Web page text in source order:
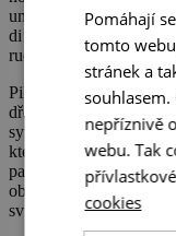
umístěna v každé
di Compostela
ruchu-Jižní Morava
Pilgrim point
dřevěná budka s
symbolem
které si budou moci
pasů, mechanický
obcí a také poutnickou
svůj vzkaz.
Pomáhají
tomto
stránek a
nepříznivě
webu. Tak
cookies